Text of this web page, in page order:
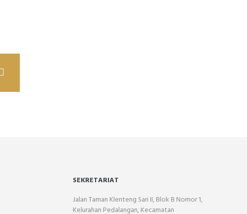
SEKRETARIAT
Jalan Taman Klenteng Sari II, Blok B Nomor 1,
Kelurahan Pedalangan, Kecamatan